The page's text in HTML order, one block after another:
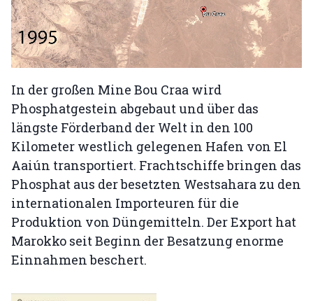
In der großen Mine Bou Craa wird
Phosphatgestein abgebaut und über das
längste Förderband der Welt in den 100
Kilometer westlich gelegenen Hafen von El
Aaiún transportiert. Frachtschiffe bringen das
Phosphat aus der besetzten Westsahara zu den
internationalen Importeuren für die
Produktion von Düngemitteln. Der Export hat
Marokko seit Beginn der Besatzung enorme
Einnahmen beschert.